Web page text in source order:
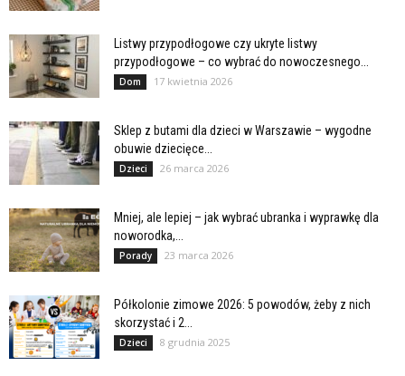
Listwy przypodłogowe czy ukryte listwy
przypodłogowe – co wybrać do nowoczesnego...
Dom 17 kwietnia 2026
Sklep z butami dla dzieci w Warszawie – wygodne
obuwie dziecięce...
Dzieci 26 marca 2026
Mniej, ale lepiej – jak wybrać ubranka i wyprawkę dla
noworodka,...
Porady 23 marca 2026
Półkolonie zimowe 2026: 5 powodów, żeby z nich
skorzystać i 2...
Dzieci 8 grudnia 2025